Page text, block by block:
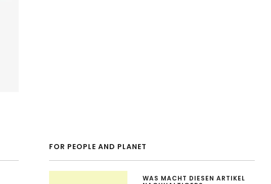
FOR PEOPLE AND PLANET
WAS MACHT DIESEN ARTIKEL